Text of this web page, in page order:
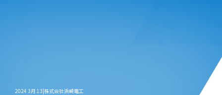
2024 3月 13|株式会社浜崎電工